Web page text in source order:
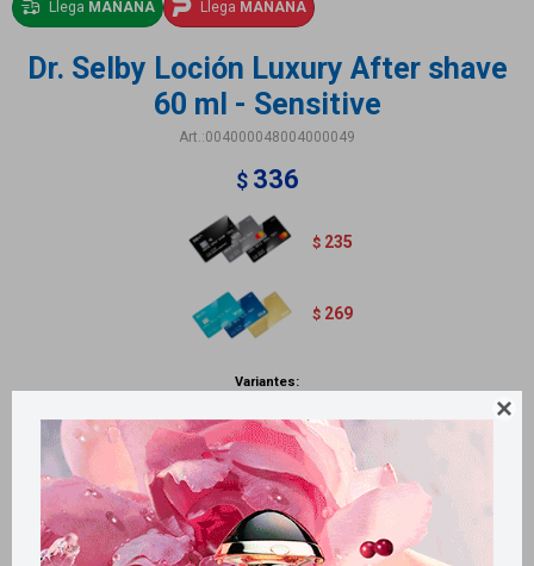

Llega MAÑANA Llega MAÑANA
Dr. Selby Loción Luxury After shave
60 ml - Sensitive
004000048004000049
$ 336
$ 235
$ 269
Variantes:
Métodos y costos de envío